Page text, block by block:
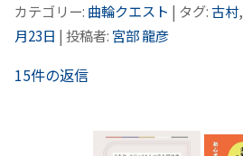
カテゴリー: 曲輪クエスト | タグ:古村,
月23日 | 投稿者: 宮部 龍彦
15件の返信